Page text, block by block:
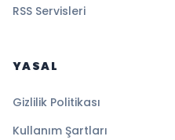
RSS Servisleri
YASAL
Gizlilik Politikası
Kullanım Şartları